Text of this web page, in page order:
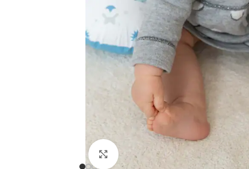
Clicca per ingrandire
annavale danna
27 Luglio 2026